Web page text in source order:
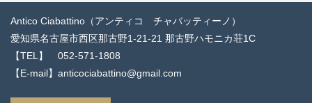
Antico Ciabattino（アンティコ チャバッティーノ）
愛知県名古屋市西区那古野1-21-21 那古野ハモニカ荘1C
【TEL】 052-571-1808
【E-mail】anticociabattino@gmail.com